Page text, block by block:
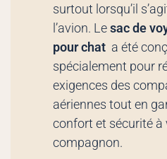
surtout lorsqu’il
l’avion. Lesac de
pour chat a été
spécialement pour
exigences des
aériennes tout en
confort et sécurité à
compagnon.